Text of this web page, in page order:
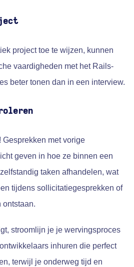
project toe te wijzen, kunnen
vaardigheden met het Rails-
beter tonen dan in een interview.
Gesprekken met vorige
geven in hoe ze binnen een
taken afhandelen, wat
tijdens sollicitatiegesprekken of
ontstaan.
stroomlijn je je wervingsproces
inhuren die perfect
terwijl je onderweg tijd en